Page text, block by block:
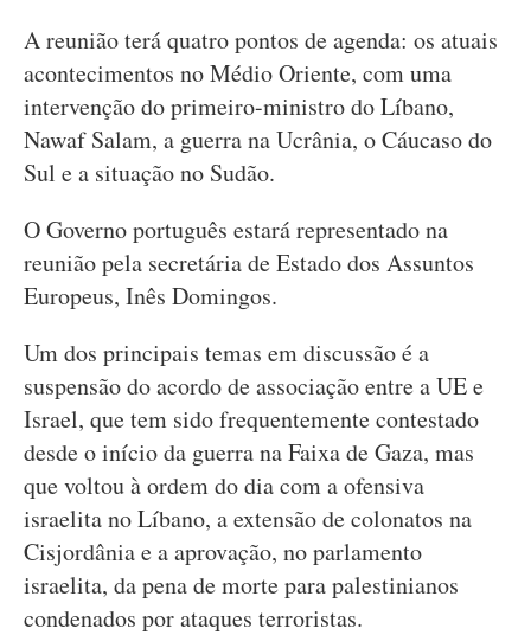
A reunião terá quatro pontos de agenda: os atuais
acontecimentos no Médio Oriente, com uma
intervenção do primeiro-ministro do Líbano,
Nawaf Salam, a guerra na Ucrânia, o Cáucaso do
Sul e a situação no Sudão.
O Governo português estará representado na
reunião pela secretária de Estado dos Assuntos
Europeus, Inês Domingos.
Um dos principais temas em discussão é a
suspensão do acordo de associação entre a UE e
Israel, que tem sido frequentemente contestado
desde o início da guerra na Faixa de Gaza, mas
que voltou à ordem do dia com a ofensiva
israelita no Líbano, a extensão de colonatos na
Cisjordânia e a aprovação, no parlamento
israelita, da pena de morte para palestinianos
condenados por ataques terroristas.